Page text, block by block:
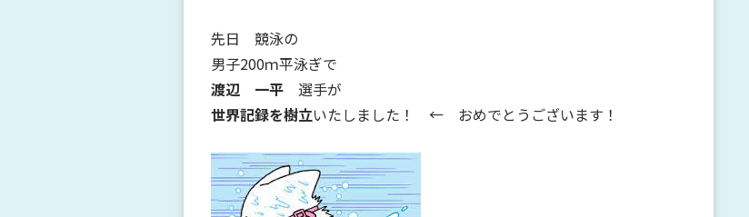
先日 競泳の
男子200ｍ平泳ぎで
渡辺 一平 選手が
世界記録を樹立いたしました！ ← おめでとうございます！